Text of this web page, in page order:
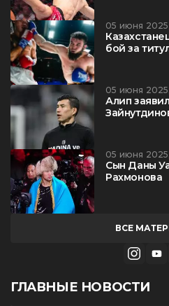
05 июня
бой за
05 июня
Алип
05 июня
Сын Даны
Рахмонова
ВСЕ
ГЛАВНЫЕ НОВОСТИ